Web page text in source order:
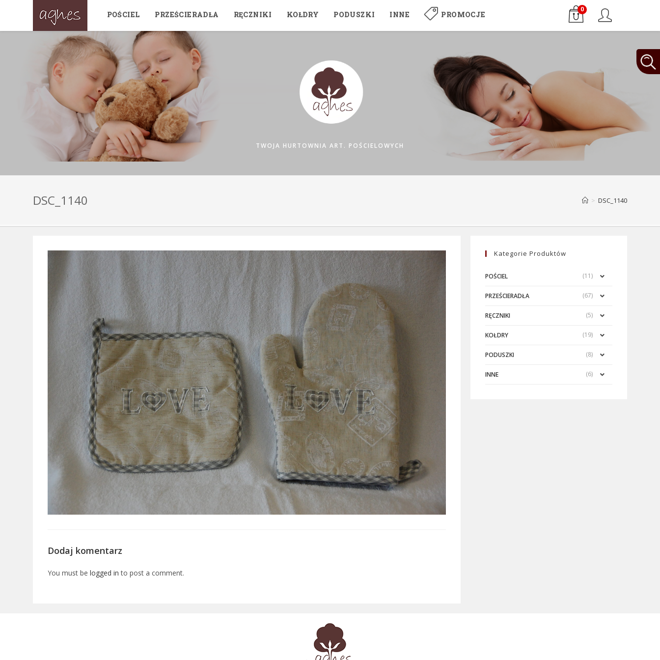
POŚCIEL PRZEŚCIERADŁA RĘCZNIKI KOŁDRY PODUSZKI INNE PROMOCJE
0
TWOJA HURTOWNIA ART. POŚCIELOWYCH
DSC_1140 > DSC_1140
Dodaj komentarz
You must belogged in to post a comment.
Kategorie Produktów
POŚCIEL (11)
PRZEŚCIERADŁA (67)
RĘCZNIKI (5)
KOŁDRY (19)
PODUSZKI (8)
INNE (6)